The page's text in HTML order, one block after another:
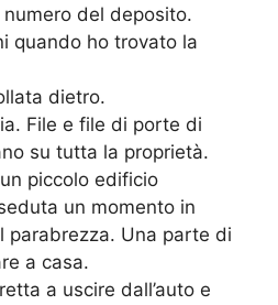
del deposito.
quando ho trovato la
dietro.
File e file di porte di
su tutta la proprietà.
piccolo edificio
un momento in
parabrezza. Una parte di
a casa.
a uscire dall’auto e